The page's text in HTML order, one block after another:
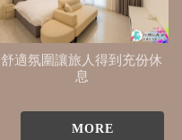
舒適氛圍讓旅人得到充份休
息
MORE